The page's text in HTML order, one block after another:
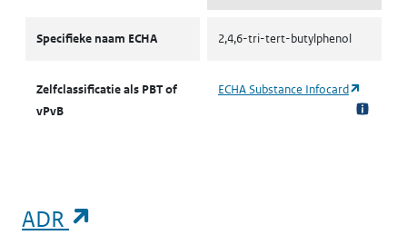
Specifieke naam ECHA 2,4,6-tri-tert-butylphenol
Zelfclassificatie als PBT of
vPvB
ECHA Substance Infocard
ADR